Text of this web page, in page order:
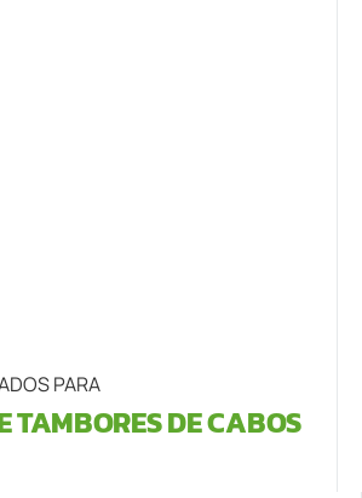
PARA
TAMBORES DE CABOS